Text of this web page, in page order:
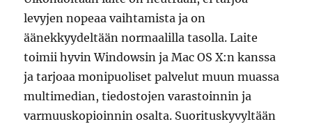
levyjen nopeaa vaihtamista ja on
äänekkyydeltään normaalilla tasolla. Laite
toimii hyvin Windowsin ja Mac OS X:n kanssa
ja tarjoaa monipuoliset palvelut muun muassa
multimedian, tiedostojen varastoinnin ja
varmuuskopioinnin osalta. Suorituskyvyltään